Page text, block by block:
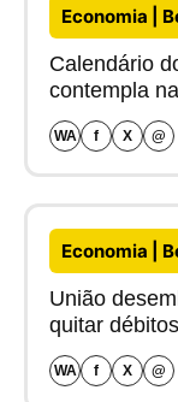
Economia |
Calendário
contempla
WA f X @
Economia |
União
quitar
WA f X @